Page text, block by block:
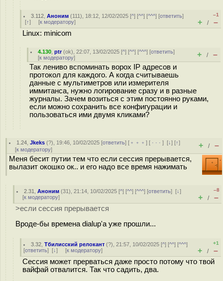
3.112 ,Аноним (111), 18:12, 12/02/2025 [^] [^^] [^^^] [ответить]
[↑] [к модератору]
–1
+ / –
Linux: minicom
4.130 ,ptr(ok), 22:07, 13/02/2025 [^] [^^] [^^^] [ответить]
[к модератору] + / –
Так лениво вспоминать ворох IP адресов и
протокол для каждого. А когда считываешь
данные с мультиметров или измерителя
иммитанcа, нужно логирование сразу и в разные
журналы. Зачем возиться с этим постоянно руками,
если можно сохранить все конфигурации и
пользоваться ими двумя кликами?
1.24 ,Jkeks (?), 19:46, 10/02/2025 [ответить] [ ﹢﹢﹢] [ · · ·][↓] [↑]
[к модератору] + / –
Меня бесит путии тем что если сессия прерывается,
вылазит окошко ок.. и его надо все время нажимать
2.31 ,Аноним (31), 21:14, 10/02/2025 [^] [^^] [^^^] [ответить][↓]
[к модератору]
–8
+ / –
>если сессия прерывается
Вроде-бы времена dialup'a уже прошли...
3.32 ,Тбилисский релокант (?), 21:57, 10/02/2025 [^] [^^] [^^^]
[ответить] [↓] [к модератору]
+1
+ / –
Сессия может прерваться даже просто потому что твой
вайфай отвалится. Так что садить, два.